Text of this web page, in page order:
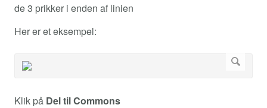
de 3 prikker i enden af linien
Her er et eksempel:
Klik på Del til Commons